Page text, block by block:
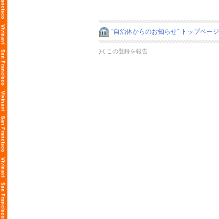
“自治体からのお知らせ” トップペー
この登録を報告